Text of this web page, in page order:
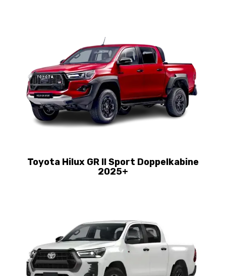
Toyota Hilux GR II Sport Doppelkabine
2025+